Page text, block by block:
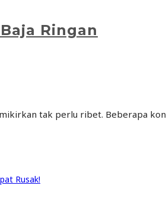
Ringan
tak perlu ribet. Beberapa
Rusak!